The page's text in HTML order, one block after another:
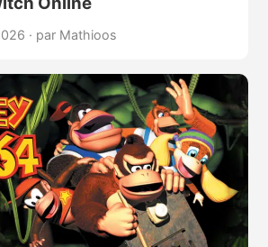
· par Mathioos